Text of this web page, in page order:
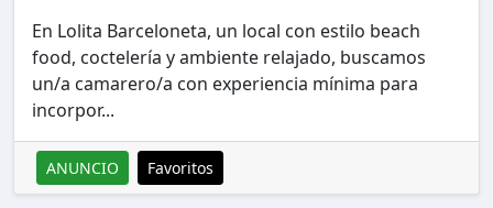
En Lolita Barceloneta, un local con estilo beach
food, coctelería y ambiente relajado, buscamos
un/a camarero/a con experiencia mínima para
incorpor...
ANUNCIO Favoritos